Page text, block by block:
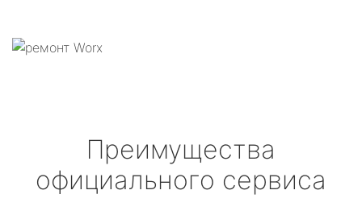
Преимущества
официального сервиса